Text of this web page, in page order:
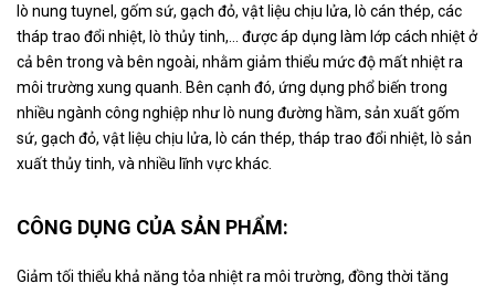
lò nung tuynel, gốm sứ, gạch đỏ, vật liệu chịu lửa, lò cán thép, các
tháp trao đổi nhiệt, lò thủy tinh,… được áp dụng làm lớp cách nhiệt ở
cả bên trong và bên ngoài, nhằm giảm thiểu mức độ mất nhiệt ra
môi trường xung quanh. Bên cạnh đó, ứng dụng phổ biến trong
nhiều ngành công nghiệp như lò nung đường hầm, sản xuất gốm
sứ, gạch đỏ, vật liệu chịu lửa, lò cán thép, tháp trao đổi nhiệt, lò sản
xuất thủy tinh, và nhiều lĩnh vực khác.
CÔNG DỤNG CỦA SẢN PHẨM:
Giảm tối thiểu khả năng tỏa nhiệt ra môi trường, đồng thời tăng